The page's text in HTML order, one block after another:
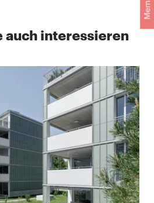
auch interessieren